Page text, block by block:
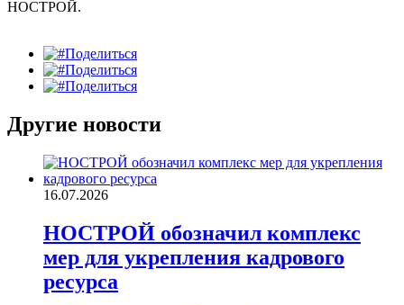
НОСТРОЙ.
Поделиться
Поделиться
Поделиться
Другие новости
16.07.2026
НОСТРОЙ обозначил комплекс
мер для укрепления кадрового
ресурса